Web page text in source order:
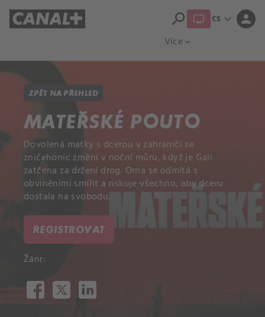
Více expand_more
search CS expand_more person
ZPĚT NA PŘEHLED
MATEŘSKÉ POUTO
Dovolená matky s dcerou v zahraničí se
zničehonic změní v noční můru, když je Gali
zatčena za držení drog. Orna se odmítá s
obviněními smířit a riskuje všechno, aby dceru
dostala na svobodu.
REGISTROVAT
Žánr: